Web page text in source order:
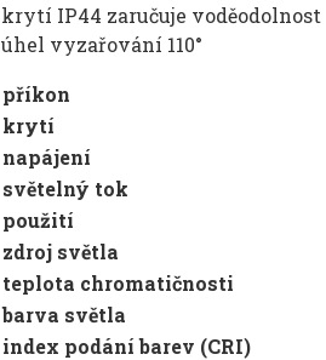
krytí IP44 zaručuje voděodolnost
úhel vyzařování 110°
příkon
krytí
napájení
světelný tok
použití
zdroj světla
teplota chromatičnosti
barva světla
index podání barev (CRI)